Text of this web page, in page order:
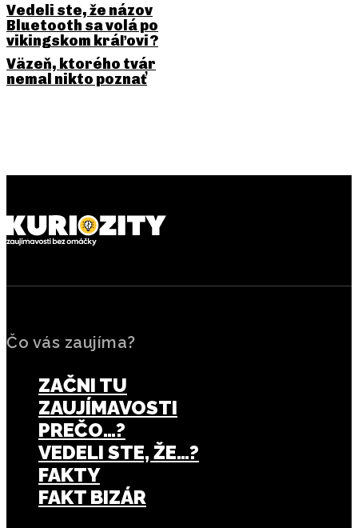
Vedeli ste, že názov
Bluetooth sa volá po
vikingskom kráľovi?
Väzeň, ktorého tvár
nemal nikto poznať
Čo vás zaujíma?
ZAČNI TU
ZAUJÍMAVOSTI
PREČO…?
VEDELI STE, ŽE…?
FAKTY
FAKT BIZÁR